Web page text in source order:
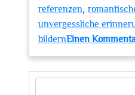
referenzen,
unvergessliche
bildernEinen